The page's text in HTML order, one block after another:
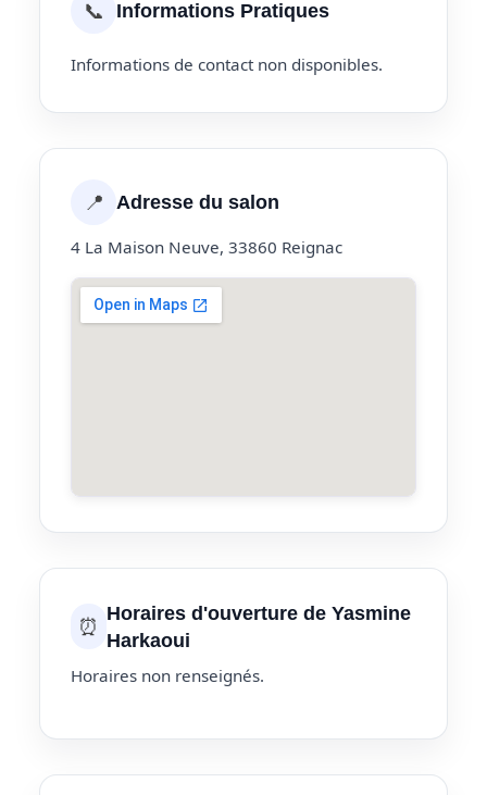
📞 Informations Pratiques
Informations de contact non disponibles.
📍 Adresse du salon
4 La Maison Neuve, 33860 Reignac
⏰ Horaires d'ouverture de Yasmine
Harkaoui
Horaires non renseignés.